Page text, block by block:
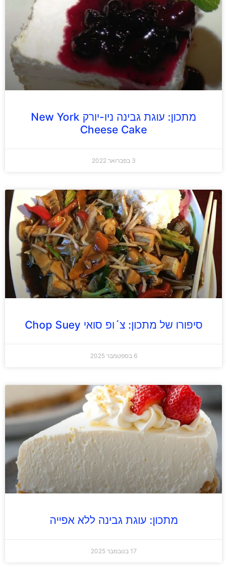
מתכון: עוגת גבינה ניו-יורק New York
Cheese Cake
3 בפברואר 2022
סיפורו של מתכון: צ´ופ סואי Chop Suey
6 בספטמבר 2025
מתכון: עוגת גבינה ללא אפייה
17 בנובמבר 2025